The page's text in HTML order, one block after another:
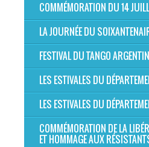
COMMÉMORATION DU 14
LA JOURNÉE DU
FESTIVAL DU TANGO
LES ESTIVALES DU
LES ESTIVALES DU
COMMÉMORATION DE LA
ET HOMMAGE AUX